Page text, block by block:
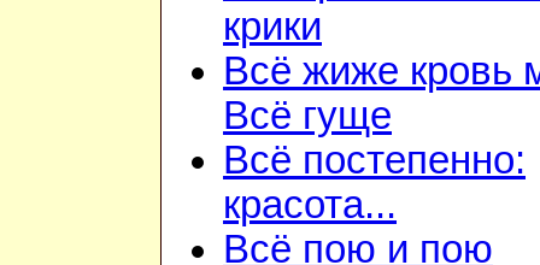
крики
Всё жиже кровь
Всё гуще
Всё постепенно:
красота...
Всё пою и пою